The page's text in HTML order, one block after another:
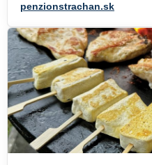
penzionstrachan.sk